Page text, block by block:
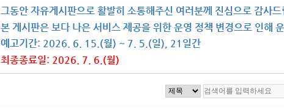
그동안 자유게시판으로 활발히 소통해주신 여러분께 진심으로 감사드
본 게시판은 보다 나은 서비스 제공을 위한 운영 정책 변경으로 인해
예고기간: 2026. 6. 15.(월) ~ 7. 5.(일), 21일간
최종종료일: 2026. 7. 6.(월)